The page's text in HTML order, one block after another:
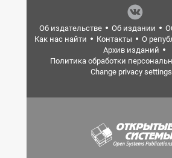
Об издательстве Об издании
Как нас найти
Контакты О
Архив изданий
Политика обработки
Change privacy settings